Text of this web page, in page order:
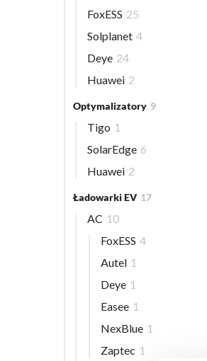
FoxESS 25
Solplanet 4
Deye 24
Huawei 2
Optymalizatory 9
Tigo 1
SolarEdge 6
Huawei 2
Ładowarki EV 17
AC 10
FoxESS 4
Autel 1
Deye 1
Easee 1
NexBlue 1
Zaptec 1